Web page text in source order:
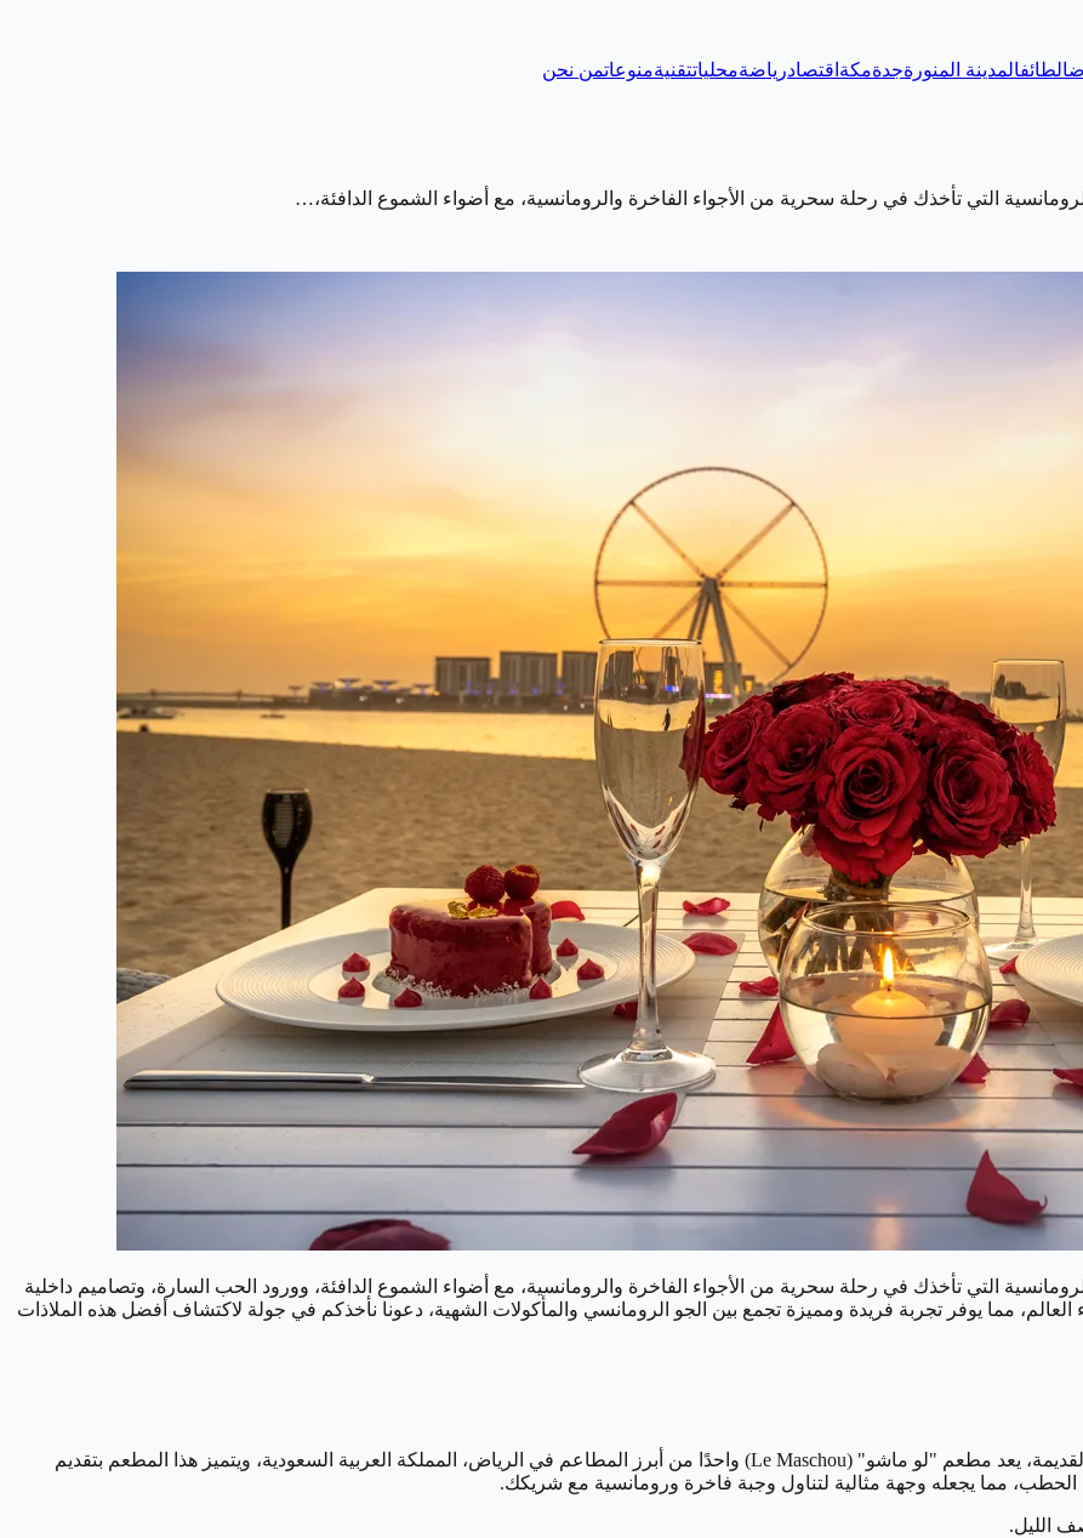
الطائفالمدينة المنورةجدةمكة اقتصادرياضةمحلياتتقنيةمنوعاتمن نحن
التي تأخذك في رحلة سحرية من الأجواء الفاخرة والرومانسية، مع أضواء الشموع الدافئة،…
التي تأخذك في رحلة سحرية من الأجواء الفاخرة والرومانسية، مع أضواء الشموع الدافئة، وورود الحب السارة، وتصاميم داخلية
مما يوفر تجربة فريدة ومميزة تجمع بين الجو الرومانسي والمأكولات الشهية، دعونا نأخذكم في جولة لاكتشاف أفضل هذه الملاذات
مع تميزه بأجواءه الرومانسية وتصميمه المستوحى من شوارع فرنسا القديمة، يعد مطعم "لو ماشو" (Le Maschou) واحدًا من أبرز المطاعم في الرياض، المملكة العربية السعودية، ويتميز هذا المطعم بتقديم
مما يجعله وجهة مثالية لتناول وجبة فاخرة ورومانسية مع شريكك.